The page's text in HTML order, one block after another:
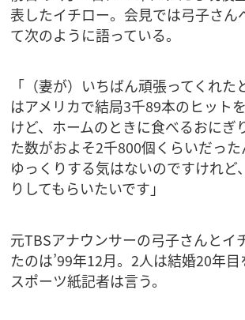
表したイチロー。会見では弓子さん
て次のように語っている。
「（妻が）いちばん頑張ってくれた
はアメリカで結局3千89本のヒット
けど、ホームのときに食べるおにぎ
た数がおよそ2千800個くらいだっ
ゆっくりする気はないのですけれど
りしてもらいたいです」
元TBSアナウンサーの弓子さんとイ
たのは’99年12月。2人は結婚20年目
スポーツ紙記者は言う。